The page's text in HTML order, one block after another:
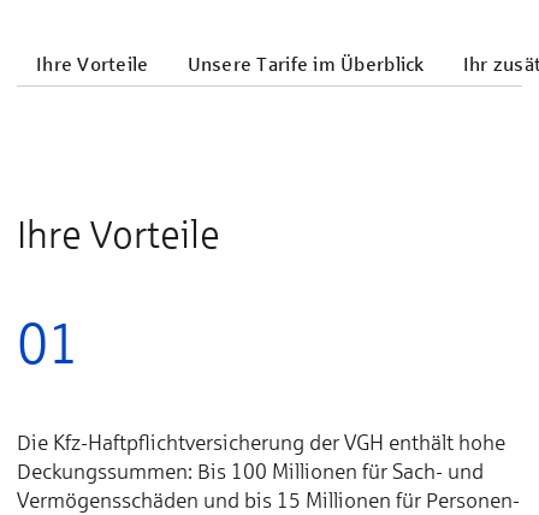
Ihre Vorteile Unsere Tarife im Überblick Ihr
Ihre Vorteile
01
Die Kfz-Haft­pflicht­­ver­sich­erung der VGH enthält hohe
Deckungs­sum­men: Bis 100 Millionen für Sach- und
Ver­mö­gens­schä­den und bis 15 Millionen für Per­so­nen­